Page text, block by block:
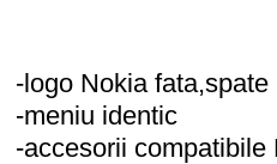
-logo Nokia fata,spate
-meniu identic
-accesorii compatibile